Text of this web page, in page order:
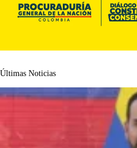
Últimas Noticias